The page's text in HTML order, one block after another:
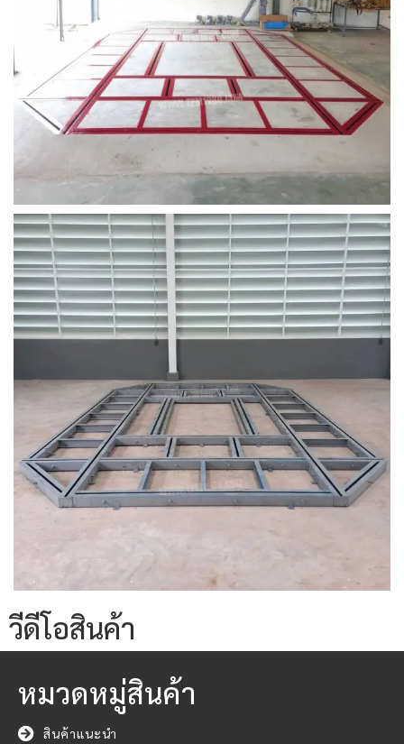
วีดีโอสินค้า
หมวดหมู่สินค้า
สินค้าแนะนำ